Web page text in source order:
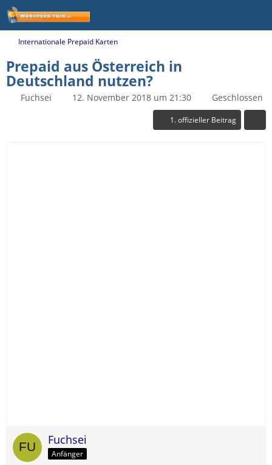
Internationale Prepaid Karten
Prepaid aus Österreich in
Deutschland nutzen?
Fuchsei 12. November 2018 um 21:30 Geschlossen
1. offizieller Beitrag
Fuchsei
Anfänger